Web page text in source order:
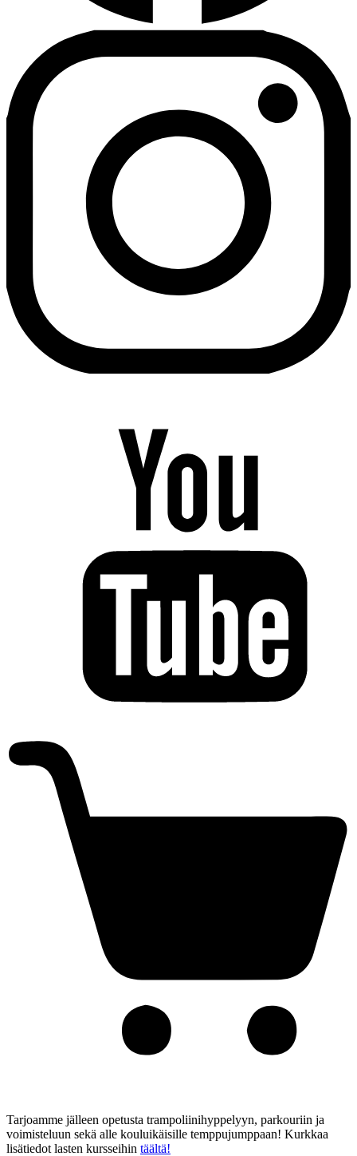
Tarjoamme jälleen opetusta trampoliinihyppelyyn, parkouriin ja
voimisteluun sekä alle kouluikäisille temppujumppaan! Kurkkaa
lisätiedot lasten kursseihin täältä!